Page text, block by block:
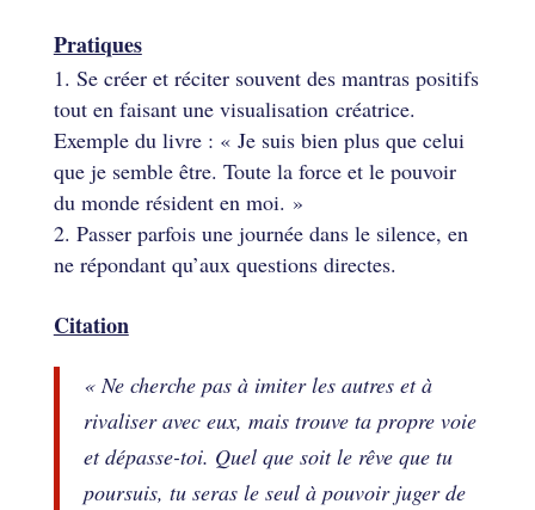
Pratiques
Se créer et réciter souvent des mantras positifs
tout en faisant une visualisation créatrice.
Exemple du livre : « Je suis bien plus que celui
que je semble être. Toute la force et le pouvoir
du monde résident en moi. »
Passer parfois une journée dans le silence, en
ne répondant qu’aux questions directes.
Citation
« Ne cherche pas à imiter les autres et à
rivaliser avec eux, mais trouve ta propre voie
et dépasse-toi. Quel que soit le rêve que tu
poursuis, tu seras le seul à pouvoir juger de